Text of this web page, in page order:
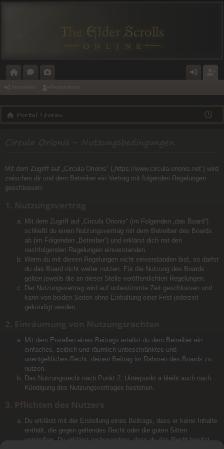
O
T
E
A
E
N
ST
Anmelden Registrieren
Portal Foren
Mit dem Zugriff auf „Circula Orionis“ („https://www.circula-orionis.net“) wird
zwischen dir und dem Betreiber ein Vertrag mit folgenden Regelungen
geschlossen:
Mit dem Zugriff auf „Circula Orionis“ (im Folgenden „das Board“)
schließt du einen Nutzungsvertrag mit dem Betreiber des Boards
ab (im Folgenden „Betreiber“) und erklärst dich mit den
nachfolgenden Regelungen einverstanden.
Wenn du mit diesen Regelungen nicht einverstanden bist, so darfst
du das Board nicht weiter nutzen. Für die Nutzung des Boards
gelten jeweils die an dieser Stelle veröffentlichten Regelungen.
Der Nutzungsvertrag wird auf unbestimmte Zeit geschlossen und
kann von beiden Seiten ohne Einhaltung einer Frist jederzeit
gekündigt werden.
Mit dem Erstellen eines Beitrags erteilst du dem Betreiber ein
einfaches, zeitlich und räumlich unbeschränktes und
unentgeltliches Recht, deinen Beitrag im Rahmen des Boards zu
nutzen.
Das Nutzungsrecht nach Punkt 2, Unterpunkt a bleibt auch nach
Kündigung des Nutzungsvertrages bestehen.
Du erklärst mit der Erstellung eines Beitrags, dass er keine Inhalte
enthält, die gegen geltendes Recht oder die guten Sitten
verstoßen. Du erklärst insbesondere, dass du das Recht besitzt,